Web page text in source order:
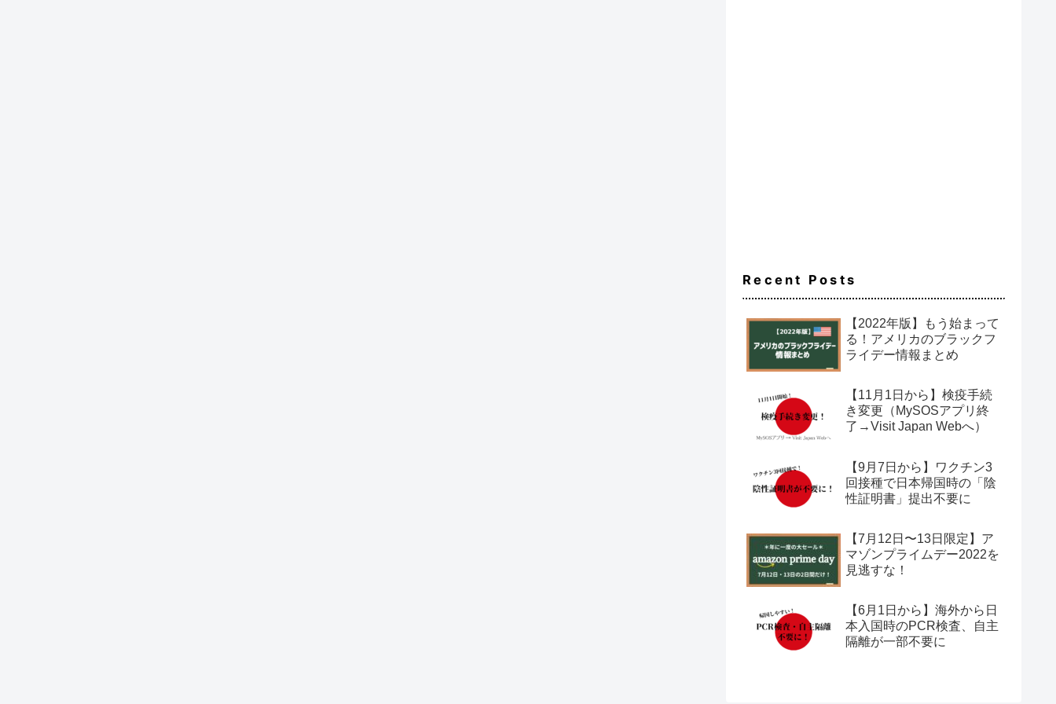
Recent Posts
【2022年版】もう始まって
る！アメリカのブラックフ
ライデー情報まとめ
【11月1日から】検疫手続
き変更（MySOSアプリ終
了→Visit Japan Webへ）
【9月7日から】ワクチン3
回接種で日本帰国時の「陰
性証明書」提出不要に
【7月12日〜13日限定】ア
マゾンプライムデー2022を
見逃すな！
【6月1日から】海外から日
本入国時のPCR検査、自主
隔離が一部不要に